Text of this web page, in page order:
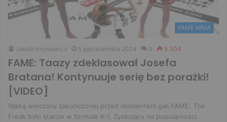
FAME MMA
Jakub Hryniewicz 5 października 2024 0 5 304
FAME: Taazy zdeklasował Josefa
Bratana! Kontynuuje serię bez porażki!
[VIDEO]
Walką wieczoru zakończonej przed momentem gali FAME: The
Freak było starcie w formule K-1. Zyskujący na popularności